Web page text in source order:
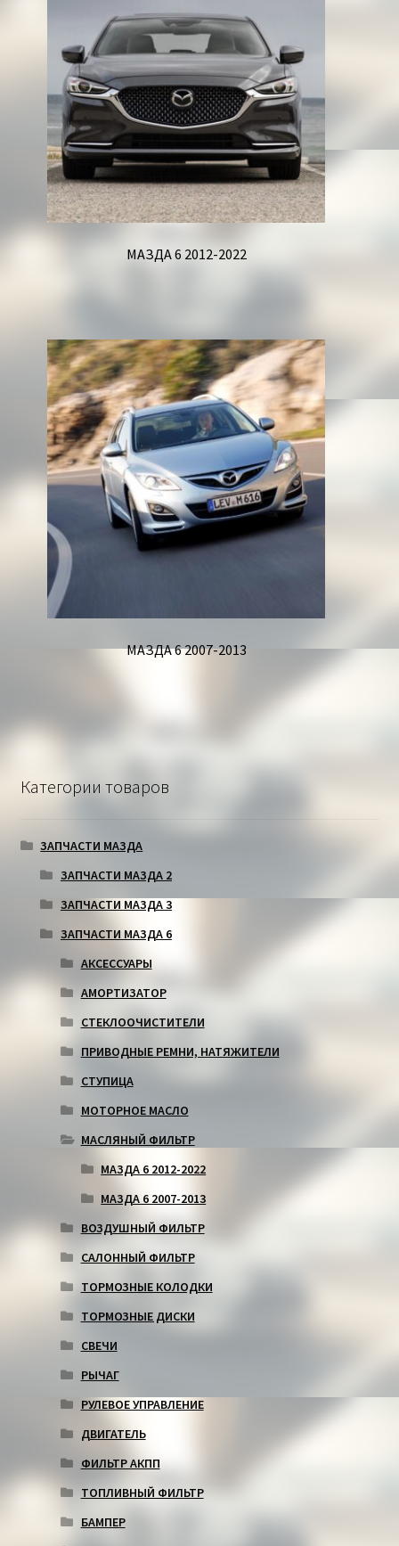
Корзина
МАЗДА 6 2012-2022
МАЗДА 6 2007-2013
Категории товаров
ЗАПЧАСТИ МАЗДА
ЗАПЧАСТИ МАЗДА 2
ЗАПЧАСТИ МАЗДА 3
ЗАПЧАСТИ МАЗДА 6
АКСЕССУАРЫ
АМОРТИЗАТОР
СТЕКЛООЧИСТИТЕЛИ
ПРИВОДНЫЕ РЕМНИ, НАТЯЖИТЕЛИ
СТУПИЦА
МОТОРНОЕ МАСЛО
МАСЛЯНЫЙ ФИЛЬТР
МАЗДА 6 2012-2022
МАЗДА 6 2007-2013
ВОЗДУШНЫЙ ФИЛЬТР
САЛОННЫЙ ФИЛЬТР
ТОРМОЗНЫЕ КОЛОДКИ
ТОРМОЗНЫЕ ДИСКИ
СВЕЧИ
РЫЧАГ
РУЛЕВОЕ УПРАВЛЕНИЕ
ДВИГАТЕЛЬ
ФИЛЬТР АКПП
ТОПЛИВНЫЙ ФИЛЬТР
БАМПЕР